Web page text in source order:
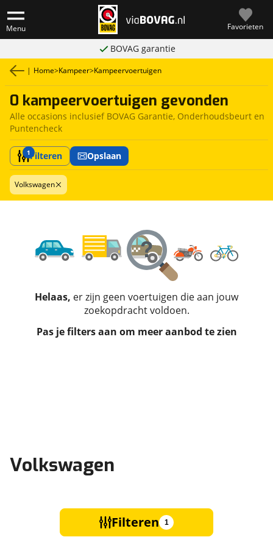
Menu Favorieten
BOVAG garantie
| Home>Kampeer>Kampeervoertuigen
0 kampeervoertuigen gevonden
Alle occasions inclusief BOVAG Garantie, Onderhoudsbeurt en
Puntencheck
1Filteren Opslaan
Volkswagen
Helaas, er zijn geen voertuigen die aan jouw
zoekopdracht voldoen.
Pas je filters aan om meer aanbod te zien
Volkswagen
Filteren 1